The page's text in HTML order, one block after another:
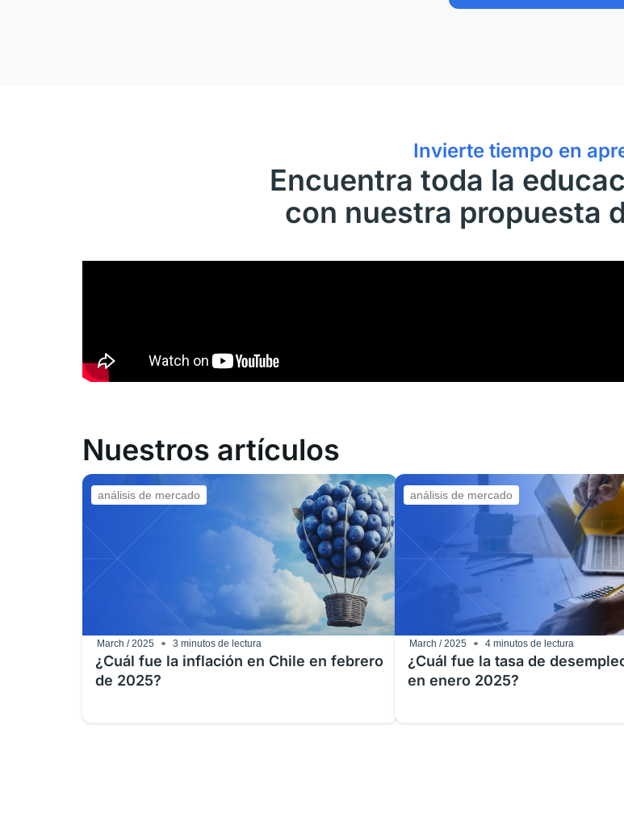
Invierte tiempo en
Encuentra toda la
con nuestra propuesta
Nuestros artículos
análisis de mercado
March / 2025 . 3 minutos de lectura
¿Cuál fue la inflación en Chile en febrero
de 2025?
análisis de mercado
March / 2025 . 4 minutos de lectura
¿Cuál fue la tasa de
en enero 2025?